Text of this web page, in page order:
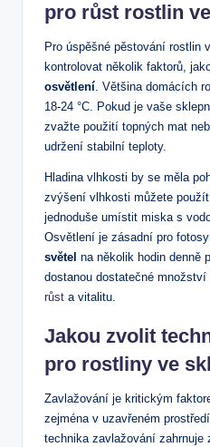
pro růst rostlin
Pro úspěšné pěstování rostlin
kontrolovat několik faktorů,
osvětlení. Většina ​domácích
18-24 °C. Pokud je vaše
zvažte použití topných mat​
udržení stabilní teploty.
Hladina vlhkosti by se měla
zvýšení vlhkosti můžete
jednoduše umístit miska s
Osvětlení je zásadní pro
světel ‌na několik hodin denně
dostanou dostatečné množství
růst a ⁣vitalitu.
Jakou⁤ zvolit
pro rostliny ve
Zavlažování je kritickým
zejména v‌ uzavřeném
technika zavlažování zahrnuje